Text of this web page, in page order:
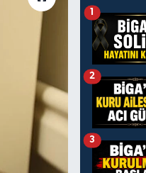
1
2
3